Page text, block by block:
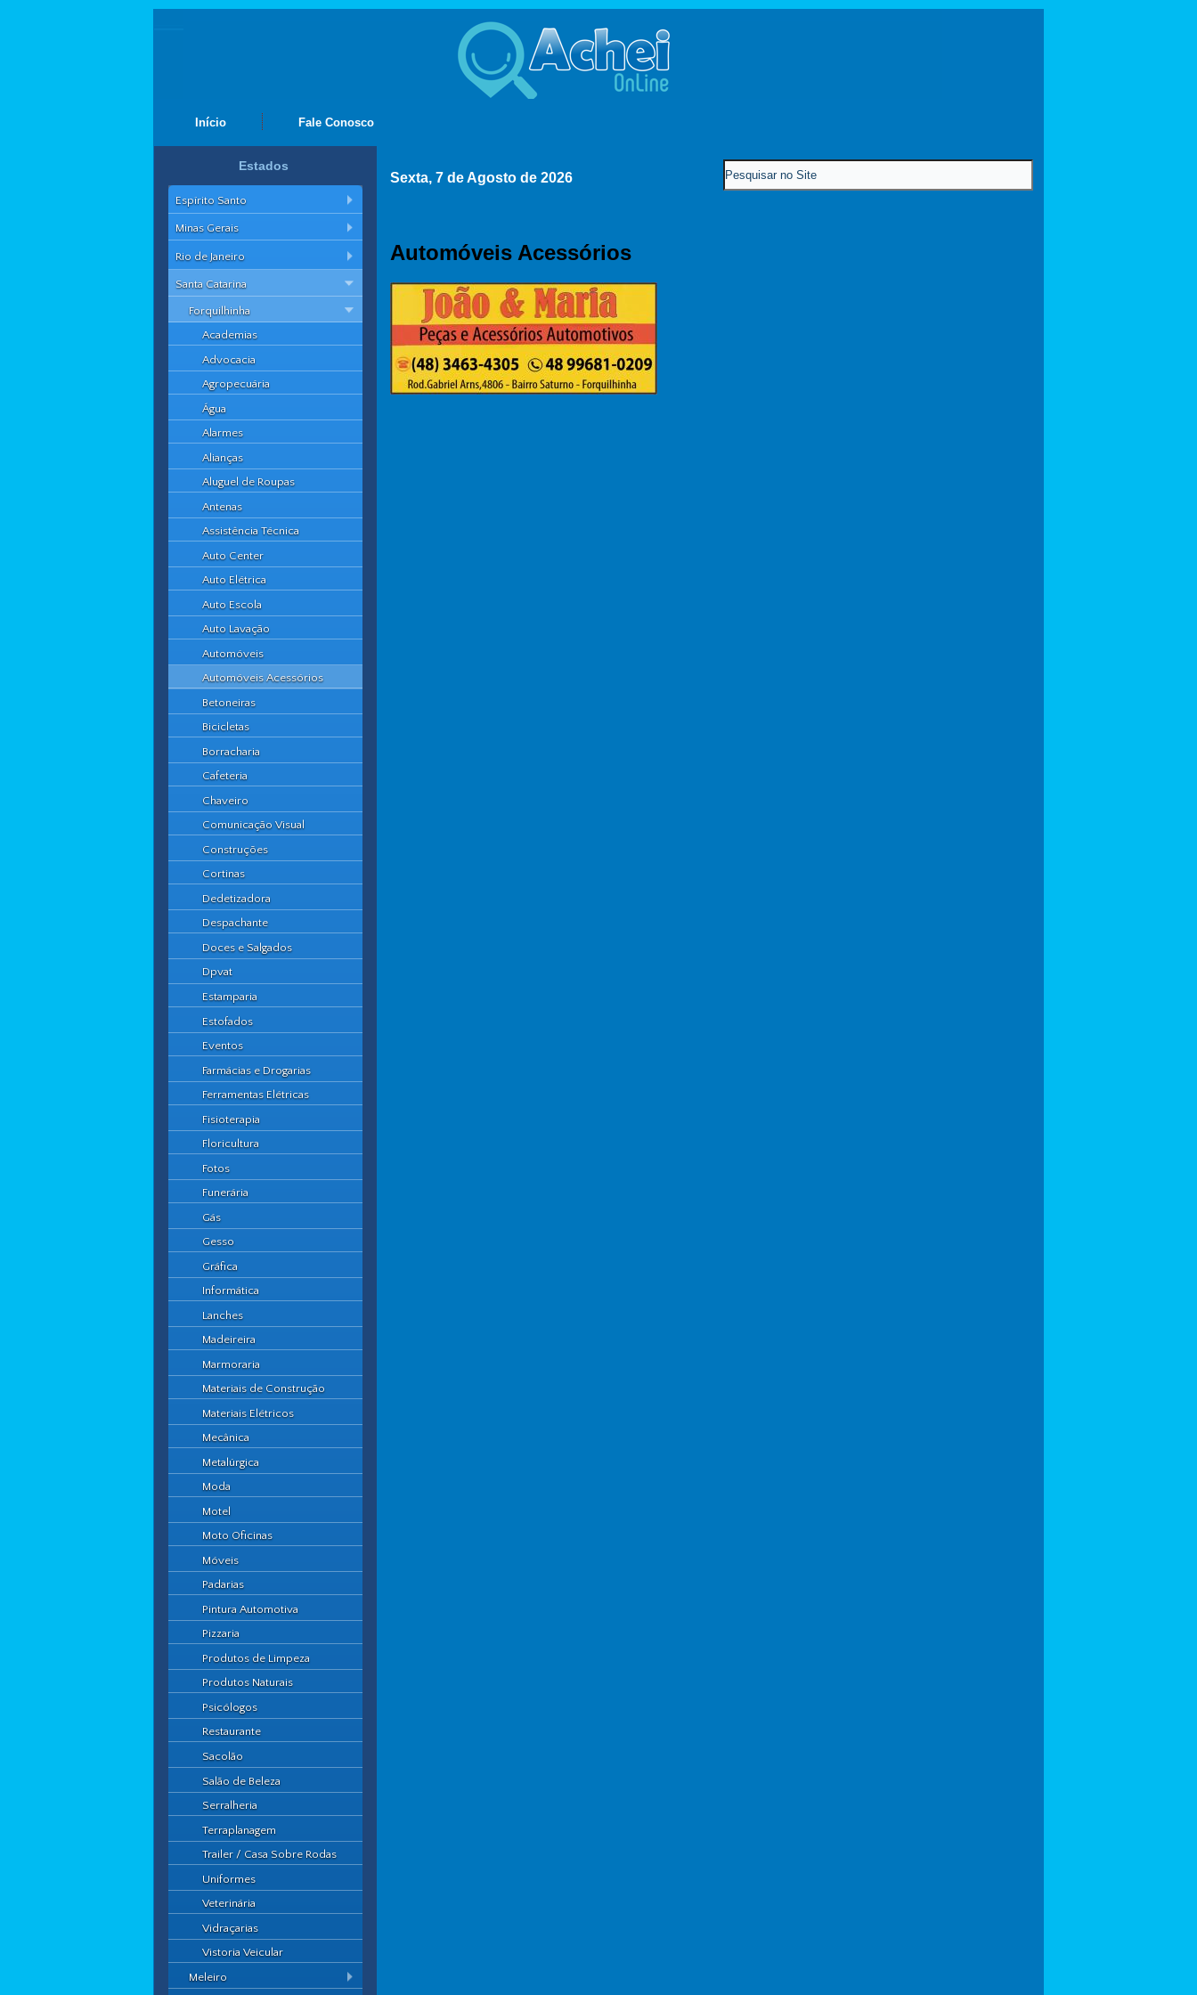
Início Fale Conosco
Estados
Espírito Santo
Minas Gerais
Rio de Janeiro
Santa Catarina
Forquilhinha
Academias
Advocacia
Agropecuária
Água
Alarmes
Alianças
Aluguel de Roupas
Antenas
Assistência Técnica
Auto Center
Auto Elétrica
Auto Escola
Auto Lavação
Automóveis
Automóveis Acessórios
Betoneiras
Bicicletas
Borracharia
Cafeteria
Chaveiro
Comunicação Visual
Construções
Cortinas
Dedetizadora
Despachante
Doces e Salgados
Dpvat
Estamparia
Estofados
Eventos
Farmácias e Drogarias
Ferramentas Elétricas
Fisioterapia
Floricultura
Fotos
Funerária
Gás
Gesso
Gráfica
Informática
Lanches
Madeireira
Marmoraria
Materiais de Construção
Materiais Elétricos
Mecânica
Metalúrgica
Moda
Motel
Moto Oficinas
Móveis
Padarias
Pintura Automotiva
Pizzaria
Produtos de Limpeza
Produtos Naturais
Psicólogos
Restaurante
Sacolão
Salão de Beleza
Serralheria
Terraplanagem
Trailer / Casa Sobre Rodas
Uniformes
Veterinária
Vidraçarias
Vistoria Veicular
Meleiro
Sexta, 7 de Agosto de 2026
Automóveis Acessórios